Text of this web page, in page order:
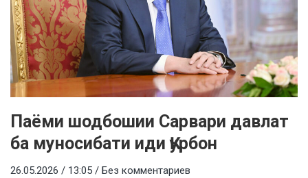
Паёми шодбошии Сарвари давлат
ба муносибати иди Қурбон
26.05.2026 / 13:05 / Без комментариев